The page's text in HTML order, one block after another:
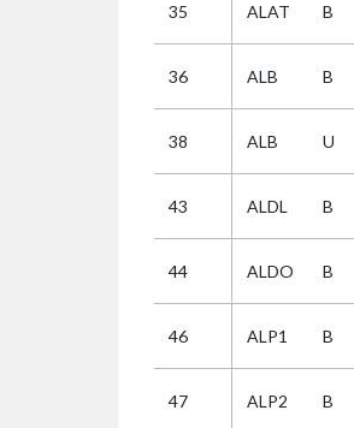
35 ALAT B
36 ALB B
38 ALB U
43 ALDL B
44 ALDO B
46 ALP1 B
47 ALP2 B